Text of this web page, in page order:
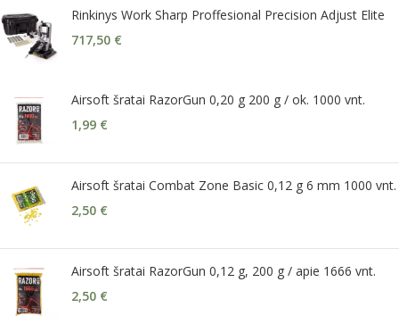
Rinkinys Work Sharp Proffesional Precision Adjust Elite
717,50 €
Airsoft šratai RazorGun 0,20 g 200 g / ok. 1000 vnt.
1,99 €
Airsoft šratai Combat Zone Basic 0,12 g 6 mm 1000 vnt.
2,50 €
Airsoft šratai RazorGun 0,12 g, 200 g / apie 1666 vnt.
2,50 €